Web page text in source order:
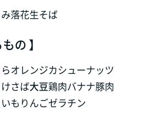
落花生そば
の 】
オレンジカシューナッツ
さば大豆鶏肉バナナ豚肉
も りんごゼラチン